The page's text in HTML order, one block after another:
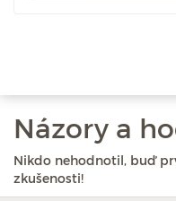
Názory a
Nikdo nehodnotil, buď
zkušenosti!